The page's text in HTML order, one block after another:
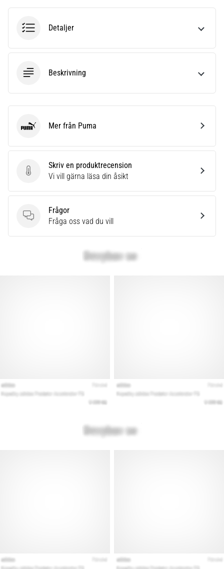
Detaljer
Beskrivning
Skriv en produktrecension
Skriv en produktrecension
Vi vill gärna läsa din åsikt
Frågor
Frågor
Fråga oss vad du vill
Puma Mer från Puma